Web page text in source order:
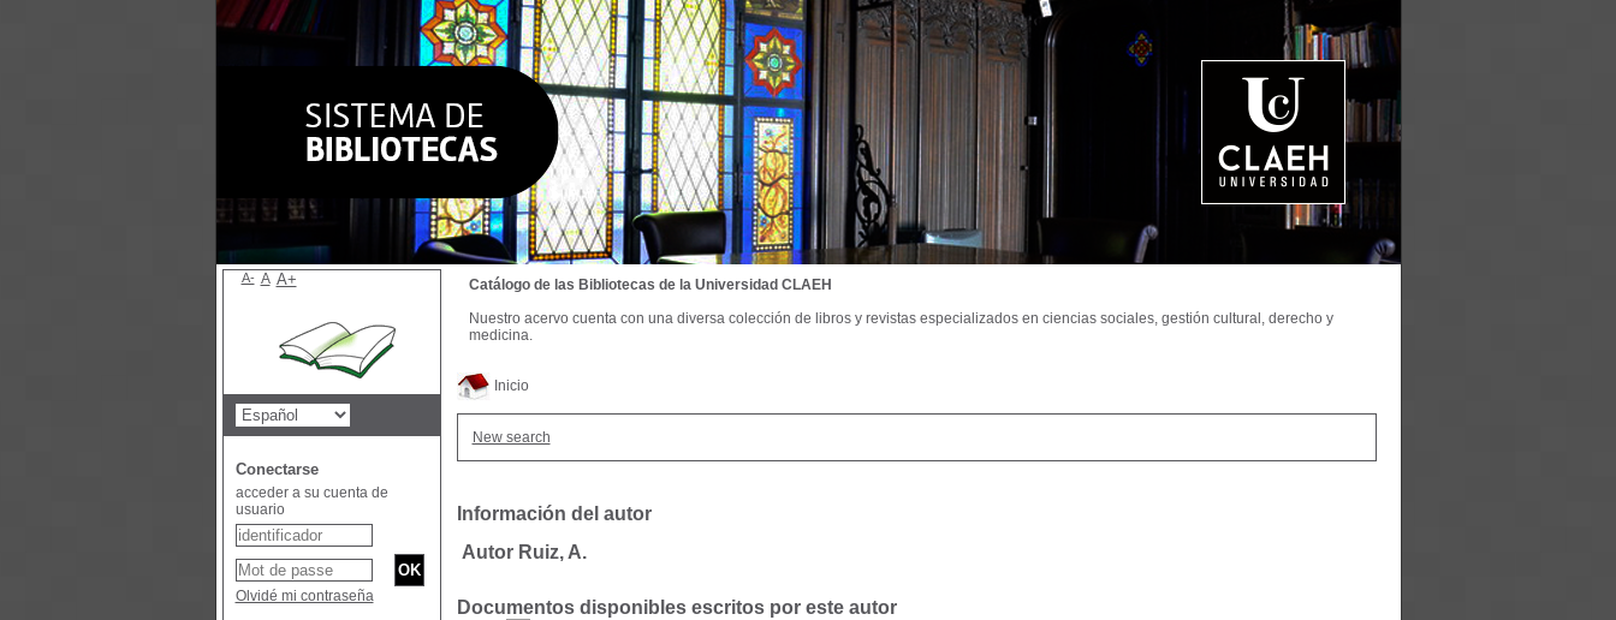
Inicio
New search
Información del autor
Autor Ruiz, A.
Documentos disponibles escritos por este autor
Catálogo de las Bibliotecas de la Universidad CLAEH
Nuestro acervo cuenta con una diversa colección de libros y revistas especializados en ciencias sociales, gestión cultural, derecho y
medicina.
A- A A+
Conectarse
acceder a su cuenta de
usuario
Olvidé mi contraseña